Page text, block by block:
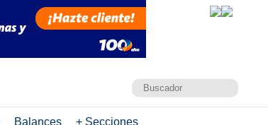
Balances + Secciones